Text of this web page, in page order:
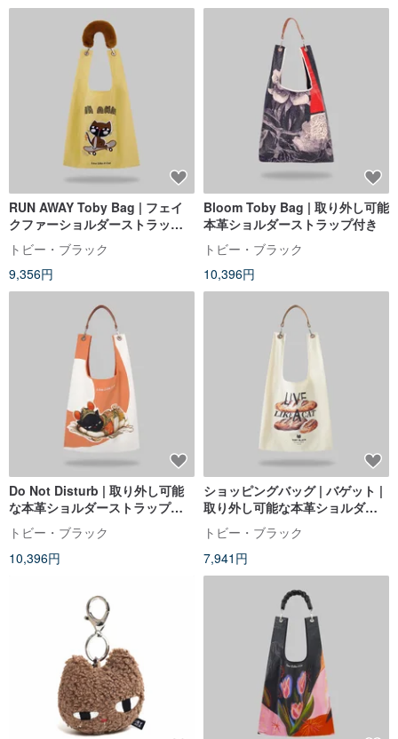
RUN AWAY Toby Bag | フェイ
クファーショルダーストラップ
付き
トビー・ブラック
9,356円
Bloom Toby Bag | 取り外し可能
本革ショルダーストラップ付き
トビー・ブラック
10,396円
Do Not Disturb | 取り外し可能
な本革ショルダーストラップ付
きトビー・ブラック
10,396円
ショッピングバッグ | バゲット |
取り外し可能な本革ショルダー
ストラップ付き by TobyBlack
トビー・ブラック
7,941円